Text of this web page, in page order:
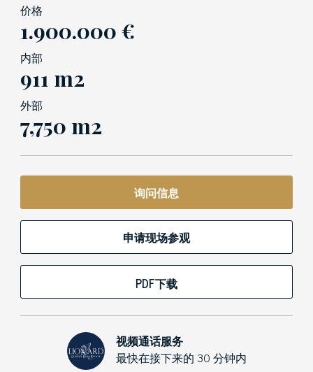
价格
1.900.000 €
内部
911 m2
外部
7,750 m2
询问信息
申请现场参观
PDF下载
视频通话服务
最快在接下来的 30 分钟内